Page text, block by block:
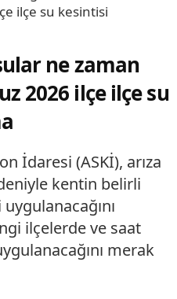
ilçe su kesintisi
ne zaman
2026 ilçe ilçe su
İdaresi (ASKİ), arıza
kentin belirli
ilçelerde ve saat
merak